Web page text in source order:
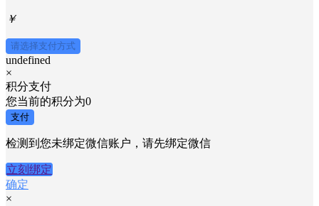
￥
请选择支付方式
undefined
×
积分支付
您当前的积分为0
支付
检测到您未绑定微信账户，请先绑定微信
立刻绑定
确定
×